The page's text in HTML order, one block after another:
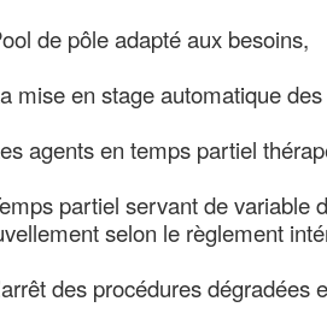
de pôle adapté aux besoins,
en stage automatique des
agents en temps partiel
partiel servant de variable
selon le règlement
des procédures dégradées